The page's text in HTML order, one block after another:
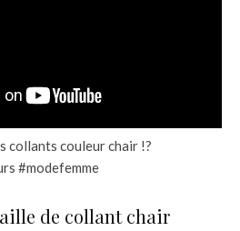
collants couleur chair !?
#modefemme
de collant chair